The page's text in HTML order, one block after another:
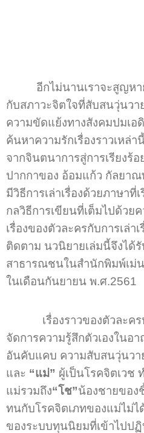
อีกไม่นานเราจะสูญหาย
กับสภาวะจิตใจที่สับสนวุ่นวา
ความขัดแย้งทางสังคมปมเอ
ค้นหาความรักเรื่องราวเหล่
จากจินตนาการสู่การเรียงร้
ปากกาของ อ้อมแก้ว กัลยา
มีวิธีการเล่าเรื่องด้วยภาษาที่
กลวิธีการเขียนที่เต็มไปด้วย
เรื่องของตัวละครกับการเล่
ติดตาม นวนิยายเล่มนี้จึงได้
สาธารณชนในสำนักพิมพ์เม่
ในเดือนกันยายน พ.ศ.2561
เรื่องราวของตัวละคร
จัดการความรู้สึกตัวเองในอ
อันคับแคบ ความสับสนวุ่นว
และ “แม่” ผู้เป็นโรคจิตเวช
แม่รวมถึง“โช”น้องชายของ
ทนกับโรคจิตเภทของแม่ไม่
ของระบบทุนนิยมที่เข้าไปป